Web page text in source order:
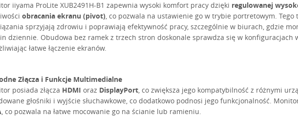
iiyama ProLite XUB2491H-B1 zapewnia wysoki komfort pracy dzięki regulowanej
obracania ekranu (pivot), co pozwala na ustawienie go w trybie portretowym. Tego
sprzyjają zdrowiu i poprawiają efektywność pracy, szczególnie w biurach, gdzie
dziennie. Obudowa bez ramek z trzech stron doskonale sprawdza się w konfiguracjach
łatwe łączenie ekranów.
Złącza i Funkcje Multimedialne
posiada złącza HDMI oraz DisplayPort, co zwiększa jego kompatybilność z różnymi
głośniki i wyjście słuchawkowe, co dodatkowo podnosi jego funkcjonalność.
, co pozwala na łatwe mocowanie go na ścianie lub ramieniu.